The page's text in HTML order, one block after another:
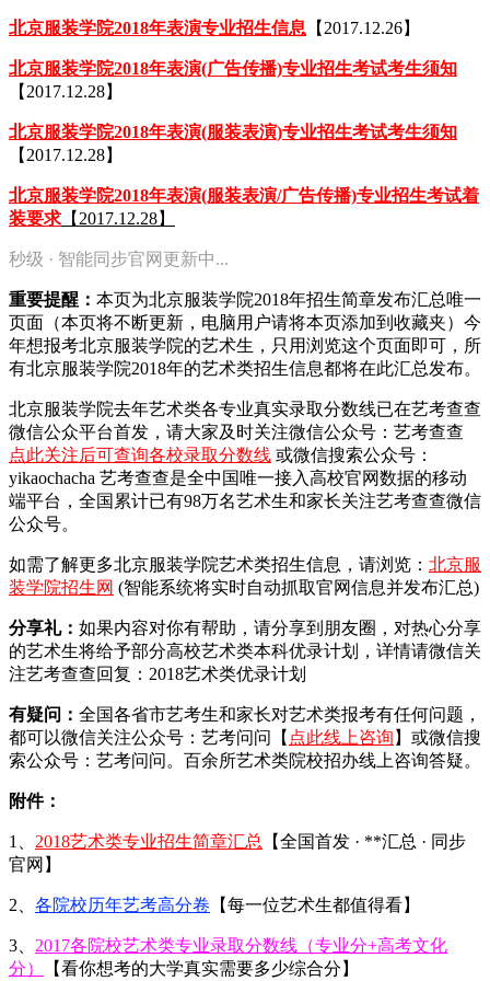
北京服装学院2018年表演专业招生信息 【2017.12.26】
北京服装学院2018年表演(广告传播)专业招生考试考生须知
【2017.12.28】
北京服装学院2018年表演(服装表演)专业招生考试考生须知
【2017.12.28】
北京服装学院2018年表演(服装表演/广告传播)专业招生考试着
装要求 【2017.12.28】
秒级 · 智能同步官网更新中...
重要提醒： 本页为北京服装学院2018年招生简章发布汇总唯一
页面（本页将不断更新，电脑用户请将本页添加到收藏夹）今
年想报考北京服装学院的艺术生，只用浏览这个页面即可，所
有北京服装学院2018年的艺术类招生信息都将在此汇总发布。
北京服装学院去年艺术类各专业真实录取分数线已在艺考查查
微信公众平台首发， 请大家及时关注微信公众号：艺考查查
点此关注后可查询各校录取分数线 或微信搜索公众号：
yikaochacha 艺考查查是全中国唯一接入高校官网数据的移动
端平台，全国累计已有98万名艺术生和家长关注艺考查查微信
公众号。
如需了解更多北京服装学院艺术类招生信息，请浏览： 北京服
装学院招生网 (智能系统将实时自动抓取官网信息并发布汇总)
分享礼： 如果内容对你有帮助，请分享到朋友圈，对热心分享
的艺术生将给予部分高校艺术类本科优录计划，详情请微信关
注艺考查查回复：2018艺术类优录计划
有疑问： 全国各省市艺考生和家长对艺术类报考有任何问题，
都可以微信关注公众号：艺考问问【 点此线上咨询 】或微信搜
索公众号：艺考问问。百余所艺术类院校招办线上咨询答疑。
附件：
1、 2018艺术类专业招生简章汇总
【全国首发 · **汇总 · 同步
官网】
2、 各院校历年艺考高分卷 【每一位艺术生都值得看】
3、 2017各院校艺术类专业录取分数线（专业分+高考文化
分）
【看你想考的大学真实需要多少综合分】